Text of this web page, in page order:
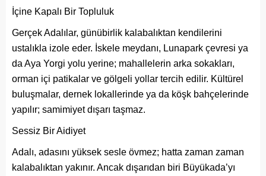
İçine Kapalı Bir Topluluk
Gerçek Adalılar, günübirlik kalabalıktan kendilerini
ustalıkla izole eder. İskele meydanı, Lunapark çevresi ya
da Aya Yorgi yolu yerine; mahallelerin arka sokakları,
orman içi patikalar ve gölgeli yollar tercih edilir. Kültürel
buluşmalar, dernek lokallerinde ya da köşk bahçelerinde
yapılır; samimiyet dışarı taşmaz.
Sessiz Bir Aidiyet
Adalı, adasını yüksek sesle övmez; hatta zaman zaman
kalabalıktan yakınır. Ancak dışarıdan biri Büyükada’yı